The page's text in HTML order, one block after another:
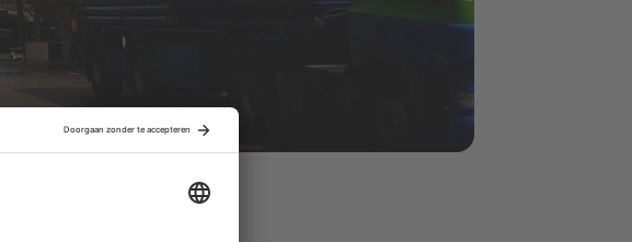
als een
in vijf entiteiten (Van